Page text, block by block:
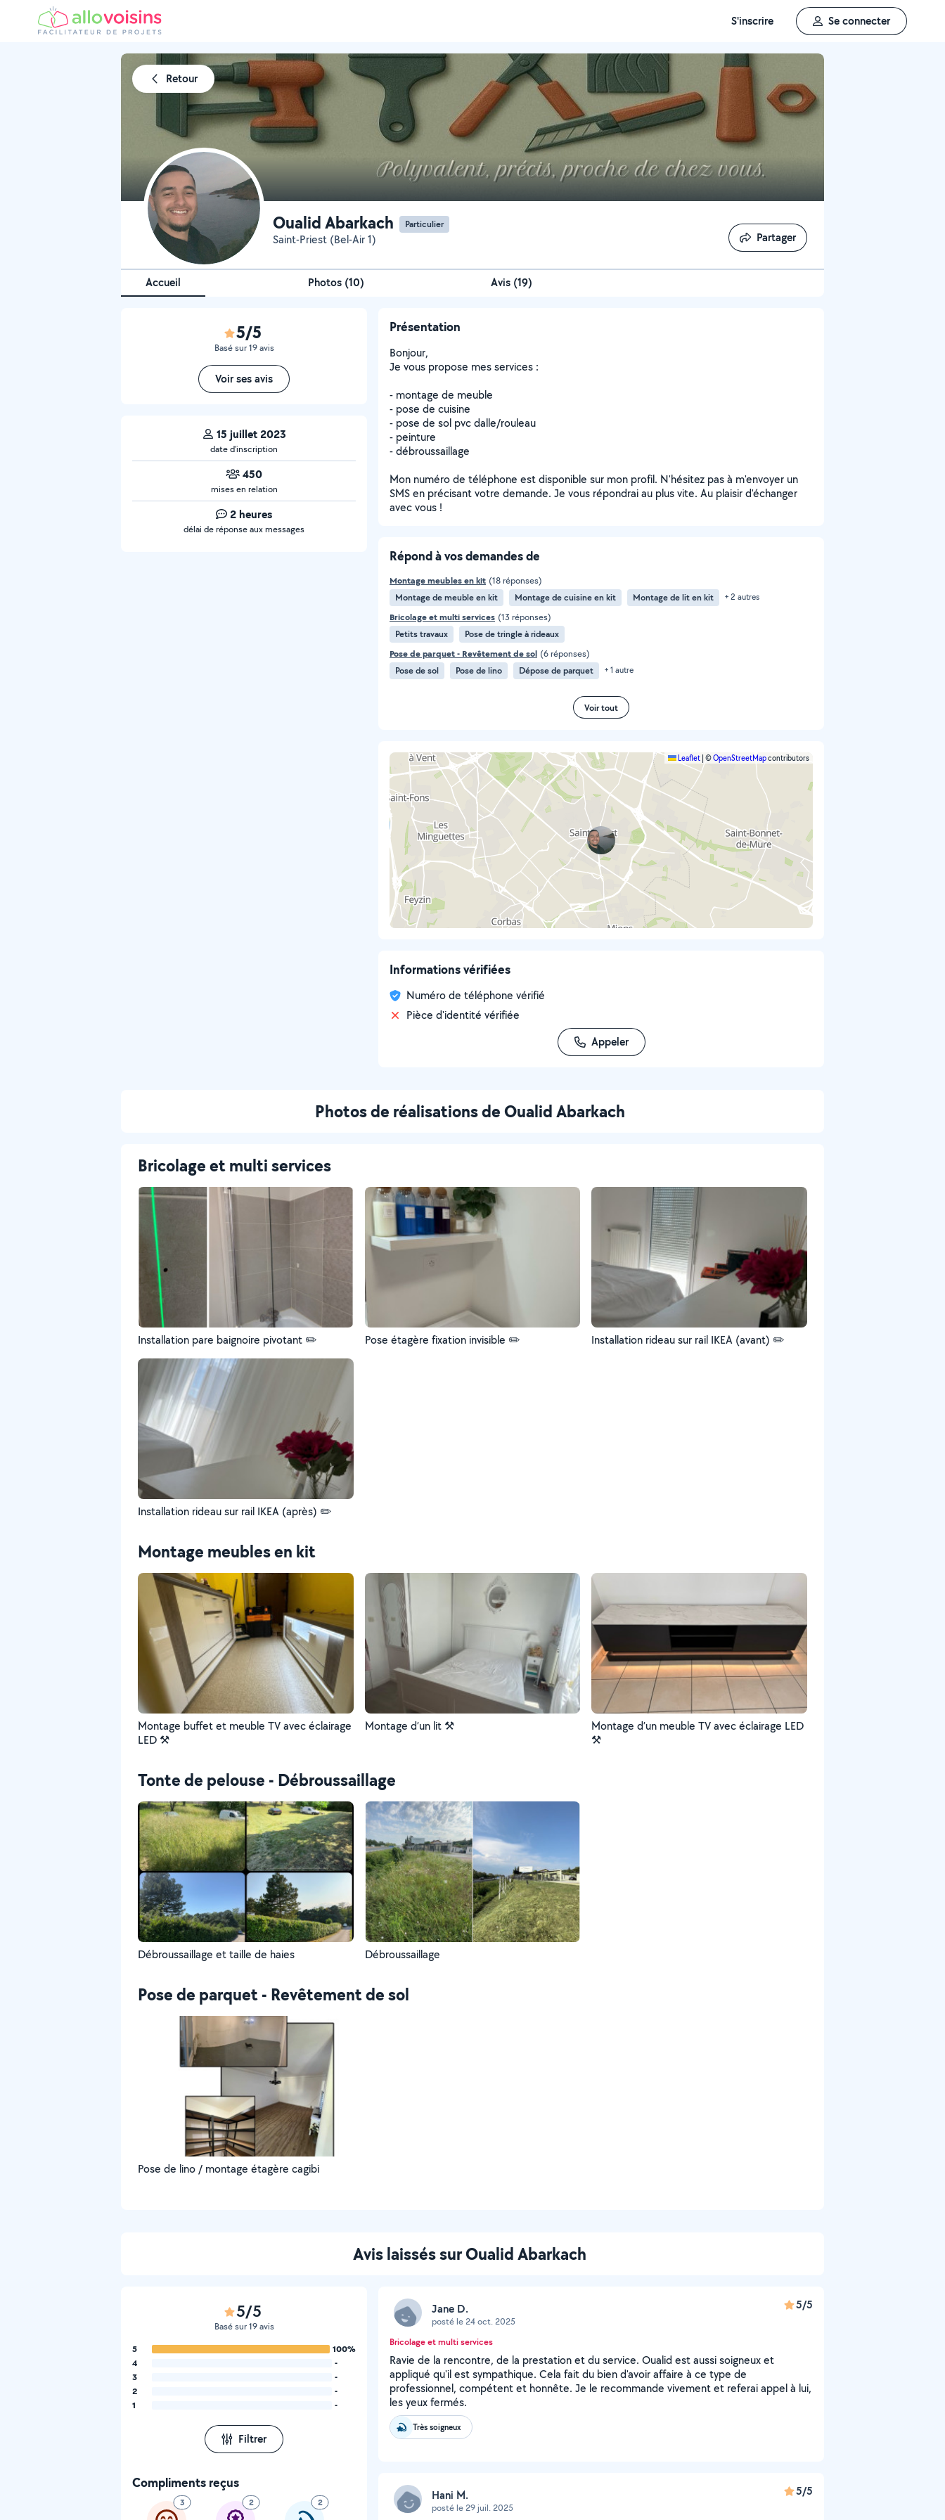
S'inscrire Se connecter
Retour
Oualid Abarkach Particulier
Saint-Priest (Bel-Air 1) Partager
Partager
Accueil Photos (10) Avis (19)
5/5
Basé sur 19 avis
Voir ses avis
15 juillet 2023
date d’inscription
450
mises en relation
2 heures
délai de réponse aux messages
Présentation
Bonjour,
Je vous propose mes services :
- montage de meuble
- pose de cuisine
- pose de sol pvc dalle/rouleau
- peinture
- débroussaillage
Mon numéro de téléphone est disponible sur mon profil. N'hésitez pas à m'envoyer un
SMS en précisant votre demande. Je vous répondrai au plus vite. Au plaisir d'échanger
avec vous !
Répond à vos demandes de
Montage meubles en kit (18 réponses)
Montage de meuble en kit
Montage de cuisine en kit Montage de lit en kit + 2 autres
Bricolage et multi services (13 réponses)
Petits travaux
Pose de tringle à rideaux
Pose de parquet - Revêtement de sol (6 réponses)
Pose de sol
Pose de lino Dépose de parquet + 1 autre
Voir tout
Leaflet ©OpenStreetMapcontributors
Informations vérifiées
Numéro de téléphone vérifié
Pièce d'identité vérifiée
Appeler
Photos de réalisations de Oualid Abarkach
Bricolage et multi services
Installation pare baignoire pivotant ✏️ Pose étagère fixation invisible ✏️ Installation rideau sur rail IKEA (avant) ✏️
Installation rideau sur rail IKEA (après) ✏️
Montage meubles en kit
Montage buffet et meuble TV avec éclairage
LED ⚒️
Montage d’un lit ⚒️
Montage d’un meuble TV avec éclairage LED
⚒️
Tonte de pelouse - Débroussaillage
Débroussaillage et taille de haies Débroussaillage
Pose de parquet - Revêtement de sol
Pose de lino / montage étagère cagibi
Avis laissés sur Oualid Abarkach
5/5
Basé sur 19 avis
5
100%
4
-
3
-
2
-
1
-
Filtrer
Compliments reçus
3 2 2
Jane D.
posté le 24 oct. 2025
5/5
Bricolage et multi services
Ravie de la rencontre, de la prestation et du service. Oualid est aussi soigneux et
appliqué qu'il est sympathique. Cela fait du bien d'avoir affaire à ce type de
professionnel, compétent et honnête. Je le recommande vivement et referai appel à lui,
les yeux fermés.
Très soigneux
Hani M.
posté le 29 juil. 2025
5/5